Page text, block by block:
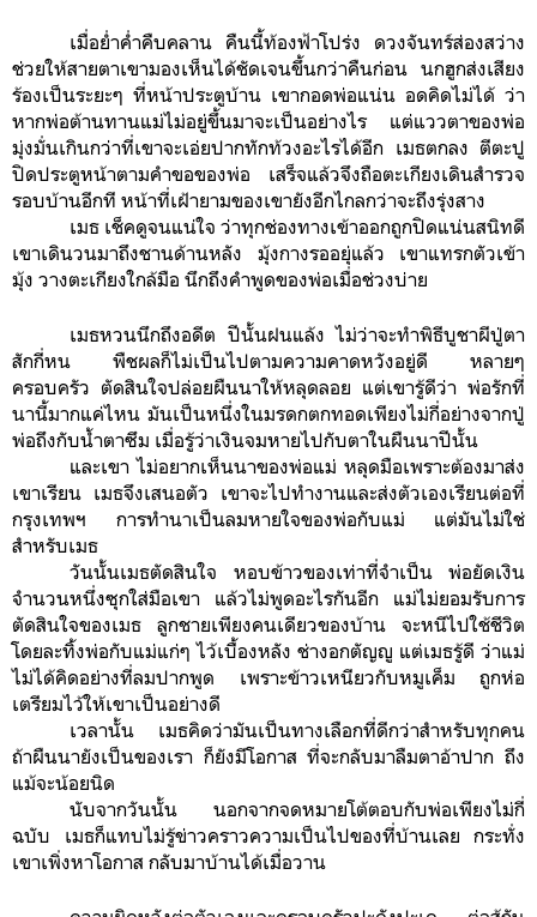
เมื่อย่ำค่ำคืบคลาน คืนนี้ท้องฟ้าโปร่ง ดวงจันทร์ส่องสว่าง
ช่วยให้สายตาเขามองเห็นได้ชัดเจนขึ้นกว่าคืนก่อน นกฮูกส่งเสียง
ร้องเป็นระยะๆ ที่หน้าประตูบ้าน เขากอดพ่อแน่น อดคิดไม่ได้ ว่า
หากพ่อต้านทานแม่ไม่อยู่ขึ้นมาจะเป็นอย่างไร แต่แววตาของพ่อ
มุ่งมั่นเกินกว่าที่เขาจะเอ่ยปากทักท้วงอะไรได้อีก เมธตกลง ตีตะปู
ปิดประตูหน้าตามคำขอของพ่อ เสร็จแล้วจึงถือตะเกียงเดินสำรวจ
รอบบ้านอีกที หน้าที่เฝ้ายามของเขายังอีกไกลกว่าจะถึงรุ่งสาง
เมธ เช็คดูจนแน่ใจ ว่าทุกช่องทางเข้าออกถูกปิดแน่นสนิทดี
เขาเดินวนมาถึงชานด้านหลัง มุ้งกางรออยุ่แล้ว เขาแทรกตัวเข้า
มุ้ง วางตะเกียงใกล้มือ นึกถึงคำพูดของพ่อเมื่อช่วงบ่าย
เมธหวนนึกถึงอดีต ปีนั้นฝนแล้ง ไม่ว่าจะทำพิธีบูชาผีปู่ตา
สักกี่หน พืชผลก็ไม่เป็นไปตามความคาดหวังอยู่ดี หลายๆ
ครอบครัว ตัดสินใจปล่อยผืนนาให้หลุดลอย แต่เขารู้ดีว่า พ่อรักที่
นานี้มากแค่ไหน มันเป็นหนึ่งในมรดกตกทอดเพียงไม่กี่อย่างจากปู่
พ่อถึงกับน้ำตาซึม เมื่อรู้ว่าเงินจมหายไปกับตาในผืนนาปีนั้น
และเขา ไม่อยากเห็นนาของพ่อแม่ หลุดมือเพราะต้องมาส่ง
เขาเรียน เมธจึงเสนอตัว เขาจะไปทำงานและส่งตัวเองเรียนต่อที่
กรุงเทพฯ การทำนาเป็นลมหายใจของพ่อกับแม่ แต่มันไม่ใช่
สำหรับเมธ
วันนั้นเมธตัดสินใจ หอบข้าวของเท่าที่จำเป็น พ่อยัดเงิน
จำนวนหนึ่งซุกใส่มือเขา แล้วไม่พูดอะไรกันอีก แม่ไม่ยอมรับการ
ตัดสินใจของเมธ ลูกชายเพียงคนเดียวของบ้าน จะหนีไปใช้ชีวิต
โดยละทิ้งพ่อกับแม่แก่ๆ ไว้เบื้องหลัง ช่างอกตัญญู แต่เมธรู้ดี ว่าแม่
ไม่ได้คิดอย่างที่ลมปากพูด เพราะข้าวเหนียวกับหมูเค็ม ถูกห่อ
เตรียมไว้ให้เขาเป็นอย่างดี
เวลานั้น เมธคิดว่ามันเป็นทางเลือกที่ดีกว่าสำหรับทุกคน
ถ้าผืนนายังเป็นของเรา ก็ยังมีโอกาส ที่จะกลับมาลืมตาอ้าปาก ถึง
แม้จะน้อยนิด
นับจากวันนั้น นอกจากจดหมายโต้ตอบกับพ่อเพียงไม่กี่
ฉบับ เมธก็แทบไม่รู้ข่าวคราวความเป็นไปของที่บ้านเลย กระทั่ง
เขาเพิ่งหาโอกาส กลับมาบ้านได้เมื่อวาน